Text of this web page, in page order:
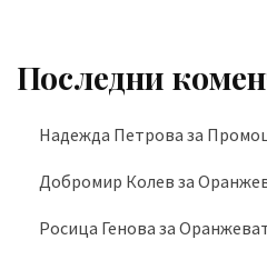
Последни
Надежда Петрова за
Добромир Колев за
Росица Генова за